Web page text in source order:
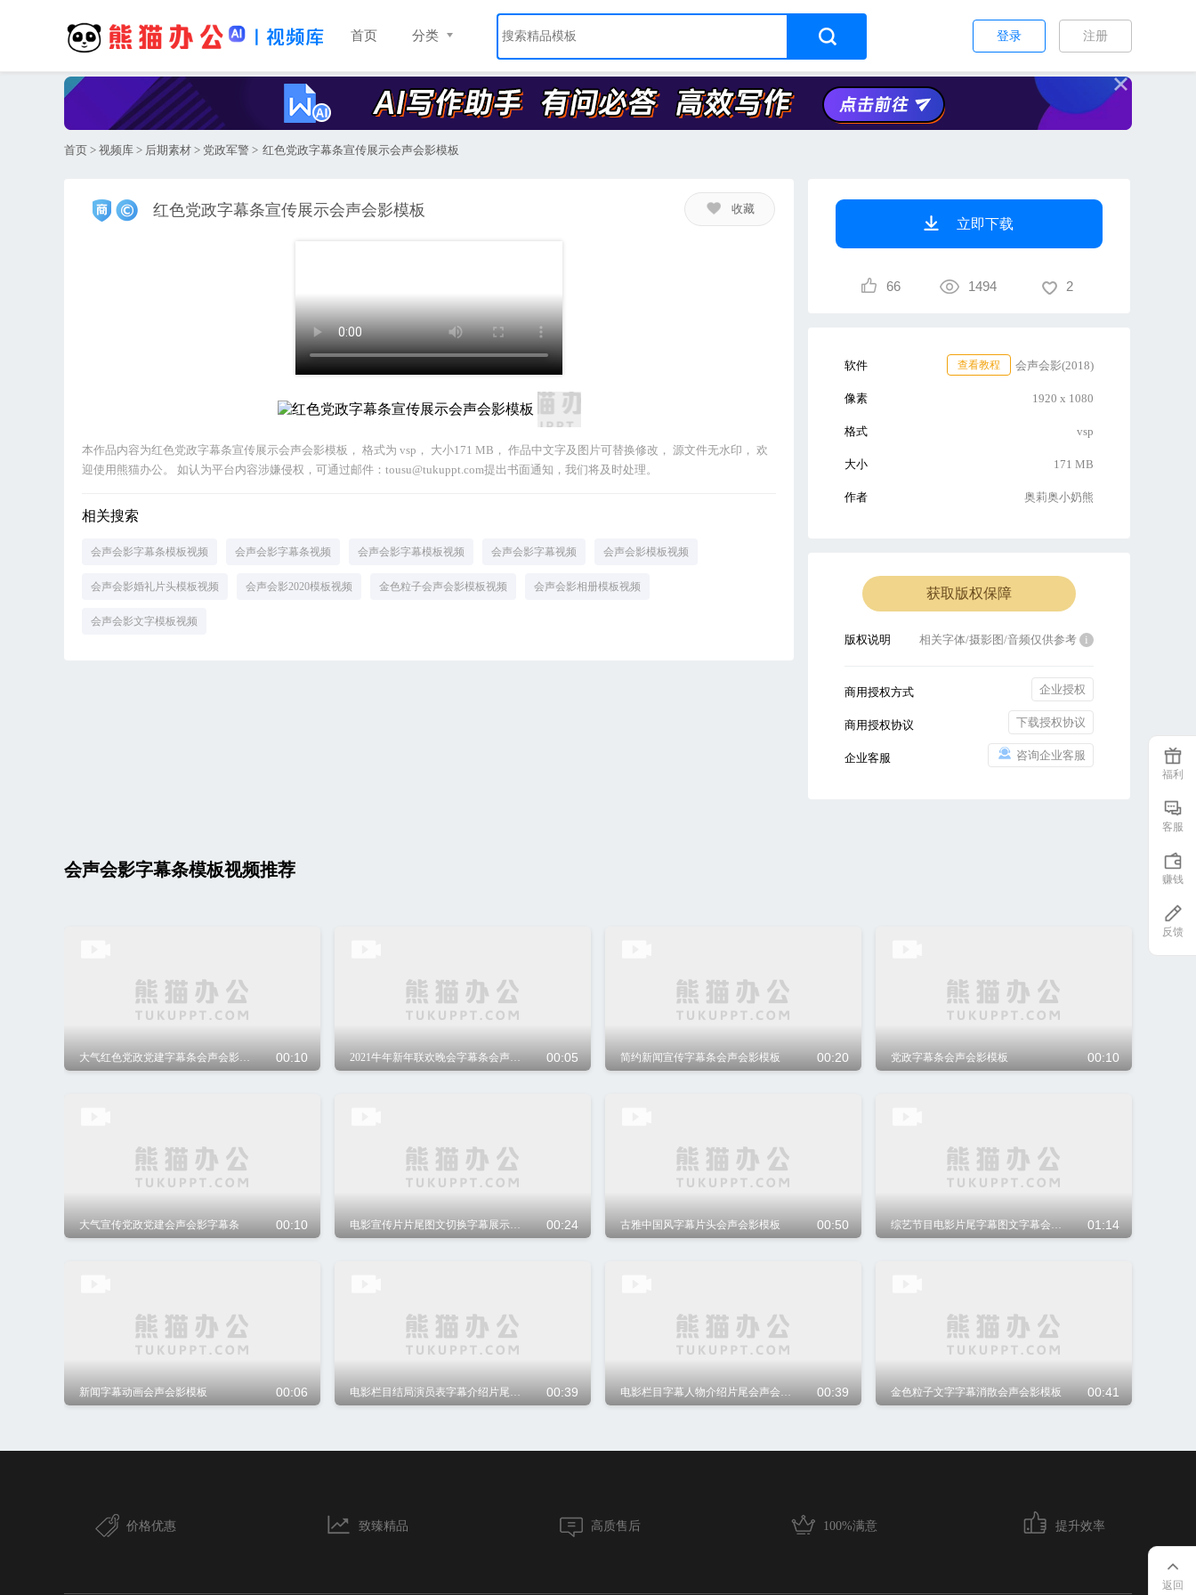
首页 分类 注册
登录
首页 > 视频库 > 后期素材 > 党政军警 > 红色党政字幕条宣传展示会声会影模板
红色党政字幕条宣传展示会声会影模板 收藏
本作品内容为红色党政字幕条宣传展示会声会影模板， 格式为 vsp， 大小171 MB， 作品中文字及图片可替换修改， 源文件无水印， 欢
迎使用熊猫办公。 如认为平台内容涉嫌侵权，可通过邮件：tousu@tukuppt.com提出书面通知，我们将及时处理。
相关搜索
会声会影字幕条模板视频 会声会影字幕条视频 会声会影字幕模板视频 会声会影字幕视频 会声会影模板视频
会声会影婚礼片头模板视频 会声会影2020模板视频 金色粒子会声会影模板视频 会声会影相册模板视频
会声会影文字模板视频
立即下载
66 1494 2
软件 会声会影(2018)
查看教程
像素 1920 x 1080
格式 vsp
大小 171 MB
作者 奥莉奥小奶熊
获取版权保障
版权说明 相关字体/摄影图/音频仅供参考 i
商用授权方式 企业授权
商用授权协议 下载授权协议
企业客服 咨询企业客服
会声会影字幕条模板视频推荐
大气红色党政党建字幕条会声会影模板 00:10 2021牛年新年联欢晚会字幕条会声会影模板 00:05 简约新闻宣传字幕条会声会影模板 00:20 党政字幕条会声会影模板 00:10
大气宣传党政党建会声会影字幕条 00:10 电影宣传片片尾图文切换字幕展示会声会影模板 00:24 古雅中国风字幕片头会声会影模板 00:50 综艺节目电影片尾字幕图文字幕会声会影模板 01:14
新闻字幕动画会声会影模板 00:06 电影栏目结局演员表字幕介绍片尾会声会影模板 00:39 电影栏目字幕人物介绍片尾会声会影模板 00:39 金色粒子文字字幕消散会声会影模板 00:41
价格优惠 致臻精品 高质售后 100%满意 提升效率
福利
客服
赚钱
反馈
返回